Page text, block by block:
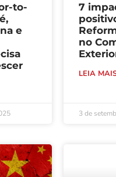
to-
e
7
no
LEIA
3 de